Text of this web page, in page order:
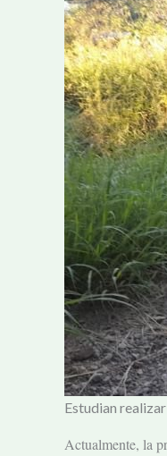
Estudian
Actualmente, la